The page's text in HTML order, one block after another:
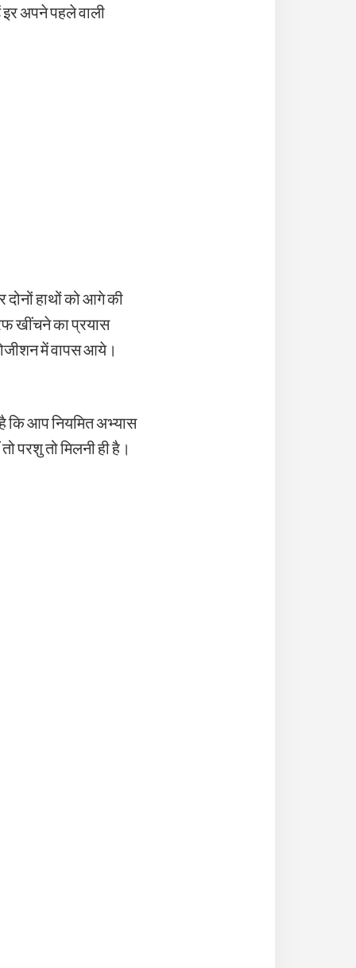
अपने पहले वाली
हाथों को आगे की
खींचने का प्रयास
में वापस आये।
कि आप नियमित अभ्यास
परशु तो मिलनी ही है।